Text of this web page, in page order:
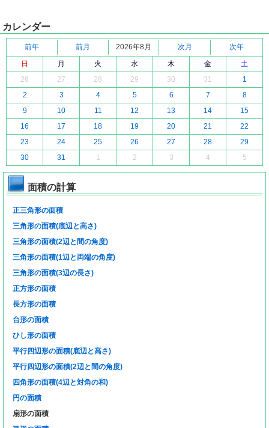
カレンダー
前年 前月 2026年8月 次月
次年
日
月 火 水 木 金
土
26
27 28 29 30 31
1
2
3 4 5 6 7
8
9
10 11 12 13 14
15
16
17 18 19 20 21
22
23
24 25 26 27 28
29
30
31 1 2 3 4 5
面積の計算
正三角形の面積
三角形の面積(底辺と高さ)
三角形の面積(2辺と間の角度)
三角形の面積(1辺と両端の角度)
三角形の面積(3辺の長さ)
正方形の面積
長方形の面積
台形の面積
ひし形の面積
平行四辺形の面積(底辺と高さ)
平行四辺形の面積(2辺と間の角度)
四角形の面積(4辺と対角の和)
円の面積
扇形の面積